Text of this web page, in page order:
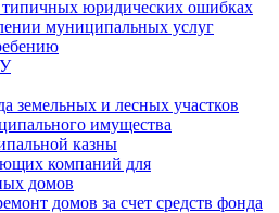
юридических ошибках
муниципальных услуг
земельных и лесных участков
имущества
казны
компаний для
домов
домов за счет средств фонда